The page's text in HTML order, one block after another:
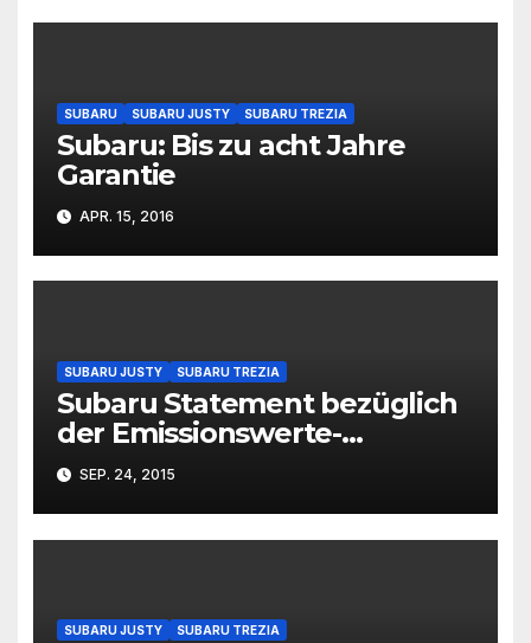
SUBARU SUBARU JUSTY SUBARU TREZIA
Subaru: Bis zu acht Jahre
Garantie
APR. 15, 2016
SUBARU JUSTY SUBARU TREZIA
Subaru Statement bezüglich
der Emissionswerte-
Ermittlung bei seinen Diesel-
Motoren
SEP. 24, 2015
SUBARU JUSTY SUBARU TREZIA